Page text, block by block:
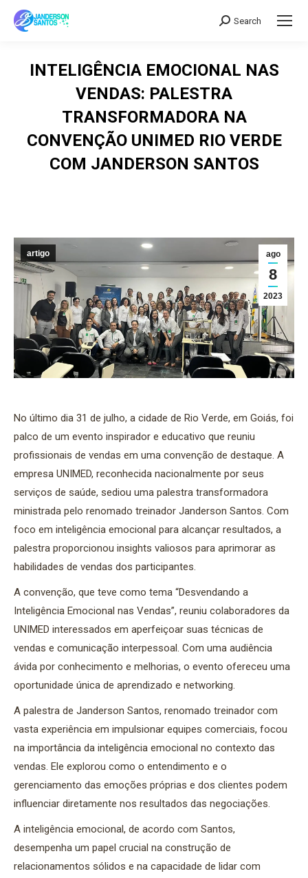
Search:
Search
INTELIGÊNCIA EMOCIONAL NAS
VENDAS: PALESTRA
TRANSFORMADORA NA
CONVENÇÃO UNIMED RIO VERDE
COM JANDERSON SANTOS
ago
8
2023
artigo
No último dia 31 de julho, a cidade de Rio Verde, em Goiás, foi
palco de um evento inspirador e educativo que reuniu
profissionais de vendas em uma convenção de destaque. A
empresa UNIMED, reconhecida nacionalmente por seus
serviços de saúde, sediou uma palestra transformadora
ministrada pelo renomado treinador Janderson Santos. Com
foco em inteligência emocional para alcançar resultados, a
palestra proporcionou insights valiosos para aprimorar as
habilidades de vendas dos participantes.
A convenção, que teve como tema “Desvendando a
Inteligência Emocional nas Vendas”, reuniu colaboradores da
UNIMED interessados em aperfeiçoar suas técnicas de
vendas e comunicação interpessoal. Com uma audiência
ávida por conhecimento e melhorias, o evento ofereceu uma
oportunidade única de aprendizado e networking.
A palestra de Janderson Santos, renomado treinador com
vasta experiência em impulsionar equipes comerciais, focou
na importância da inteligência emocional no contexto das
vendas. Ele explorou como o entendimento e o
gerenciamento das emoções próprias e dos clientes podem
influenciar diretamente nos resultados das negociações.
A inteligência emocional, de acordo com Santos,
desempenha um papel crucial na construção de
relacionamentos sólidos e na capacidade de lidar com